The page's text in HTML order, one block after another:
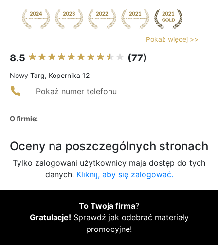
Pokaż więcej >>
8.5 (77)
Nowy Targ, Kopernika 12
Pokaż numer telefonu
O firmie:
Oceny na poszczególnych stronach
Tylko zalogowani użytkownicy maja dostęp do tych
danych. Kliknij, aby się zalogować.
To Twoja firma?
Gratulacje! Sprawdź jak odebrać materiały
promocyjne!